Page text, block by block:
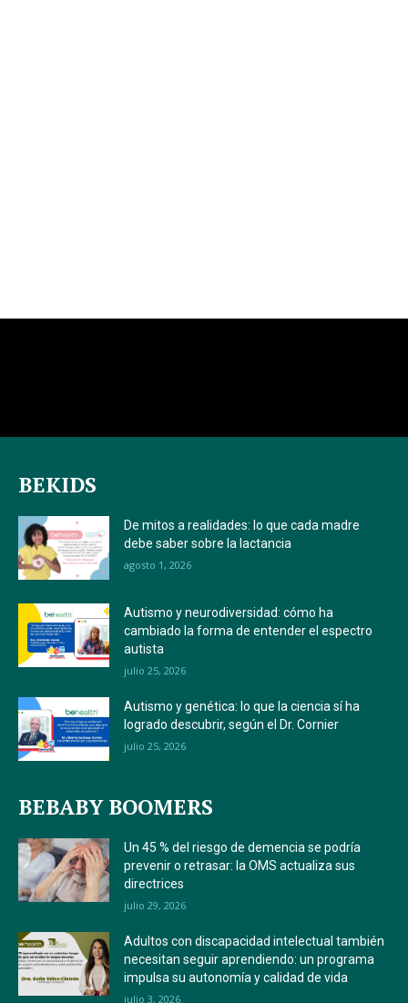
BEKIDS
De mitos a realidades: lo que cada madre
debe saber sobre la lactancia
agosto 1, 2026
Autismo y neurodiversidad: cómo ha
cambiado la forma de entender el espectro
autista
julio 25, 2026
Autismo y genética: lo que la ciencia sí ha
logrado descubrir, según el Dr. Cornier
julio 25, 2026
BEBABY BOOMERS
Un 45 % del riesgo de demencia se podría
prevenir o retrasar: la OMS actualiza sus
directrices
julio 29, 2026
Adultos con discapacidad intelectual también
necesitan seguir aprendiendo: un programa
impulsa su autonomía y calidad de vida
julio 3, 2026